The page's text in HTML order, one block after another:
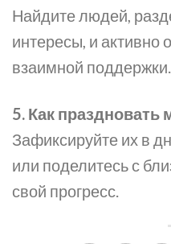
Найдите людей,
интересы, и активно
взаимной поддержки.
5. Как
Зафиксируйте их в
или поделитесь с
свой прогресс.